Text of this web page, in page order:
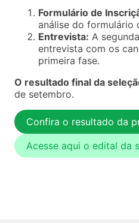
Formulário de
análise do formulário
Entrevista: A
entrevista com os
primeira fase.
O resultado final da
de setembro.
Confira o resultado da
Acesse aqui o edital da